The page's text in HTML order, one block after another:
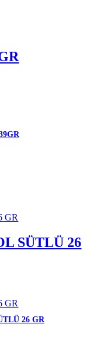
SÜTLÜ 26
26 GR